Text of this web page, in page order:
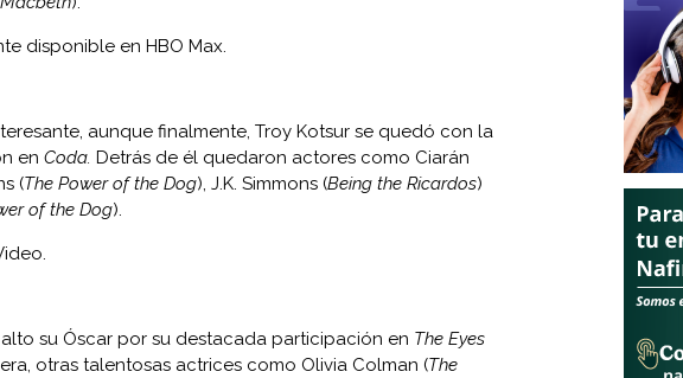
disponible en HBO Max.
aunque finalmente, Troy Kotsur se quedó con la
en Coda. Detrás de él quedaron actores como Ciarán
(The Power of the Dog), J.K. Simmons (Being the Ricardos)
of the Dog).
su Óscar por su destacada participación en The Eyes
otras talentosas actrices como Olivia Colman (The